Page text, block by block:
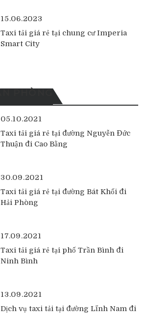
15.06.2023
Taxi tải giá rẻ tại chung cư Imperia
Smart City
05.10.2021
Taxi tải giá rẻ tại đường Nguyễn Đức
Thuận đi Cao Bằng
30.09.2021
Taxi tải giá rẻ tại đường Bát Khối đi
Hải Phòng
17.09.2021
Taxi tải giá rẻ tại phố Trần Bình đi
Ninh Bình
13.09.2021
Dịch vụ taxi tải tại đường Lĩnh Nam đi